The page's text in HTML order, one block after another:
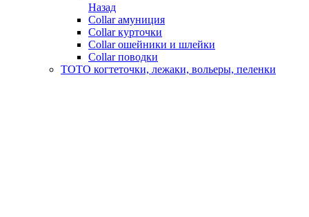
Назад
Collar амуниция
Collar курточки
Collar ошейники и шлейки
Collar поводки
ТОТО когтеточки, лежаки, вольеры, пеленки